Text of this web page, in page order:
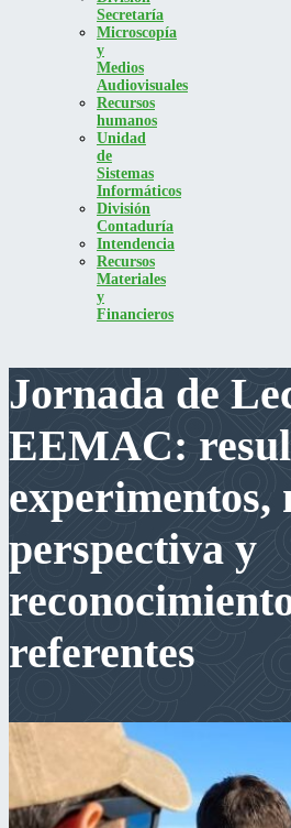
Secretaría
Microscopía
y
Medios
Audiovisuales
Recursos
humanos
Unidad
de
Sistemas
Informáticos
División
Contaduría
Intendencia
Recursos
Materiales
y
Financieros
Jornada de
EEMAC:
experimentos,
perspectiva y
referentes